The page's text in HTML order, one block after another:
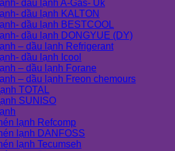
dầu lạnh A-Gas- Uk
dầu lạnh KALTON
dầu lạnh BESTCOOL
dầu lạnh DONGYUE (DY)
– dầu lạnh Refrigerant
dầu lạnh Icool
– dầu lạnh Forane
– dầu lạnh Freon chemours
TOTAL
SUNISO
lạnh Refcomp
lạnh DANFOSS
lạnh Tecumseh